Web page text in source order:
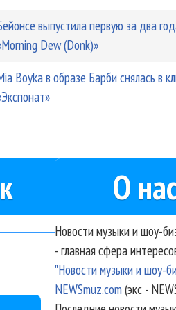
выпустила первую за два
Dew (Donk)»
Boyka в образе Барби снялась в
О
Новости музыки и шоу-
- главная сфера
"Новости музыки и шоу-
NEWSmuz.com(экс -